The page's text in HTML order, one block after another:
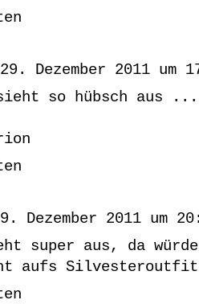
29. Dezember 2011 um
so hübsch aus
Dezember 2011 um
super aus, da
aufs